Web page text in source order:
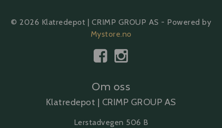
© 2026 Klatredepot | CRIMP GROUP AS - Powered by
Mystore.no
Om oss
Klatredepot | CRIMP GROUP AS
Lerstadvegen 506 B